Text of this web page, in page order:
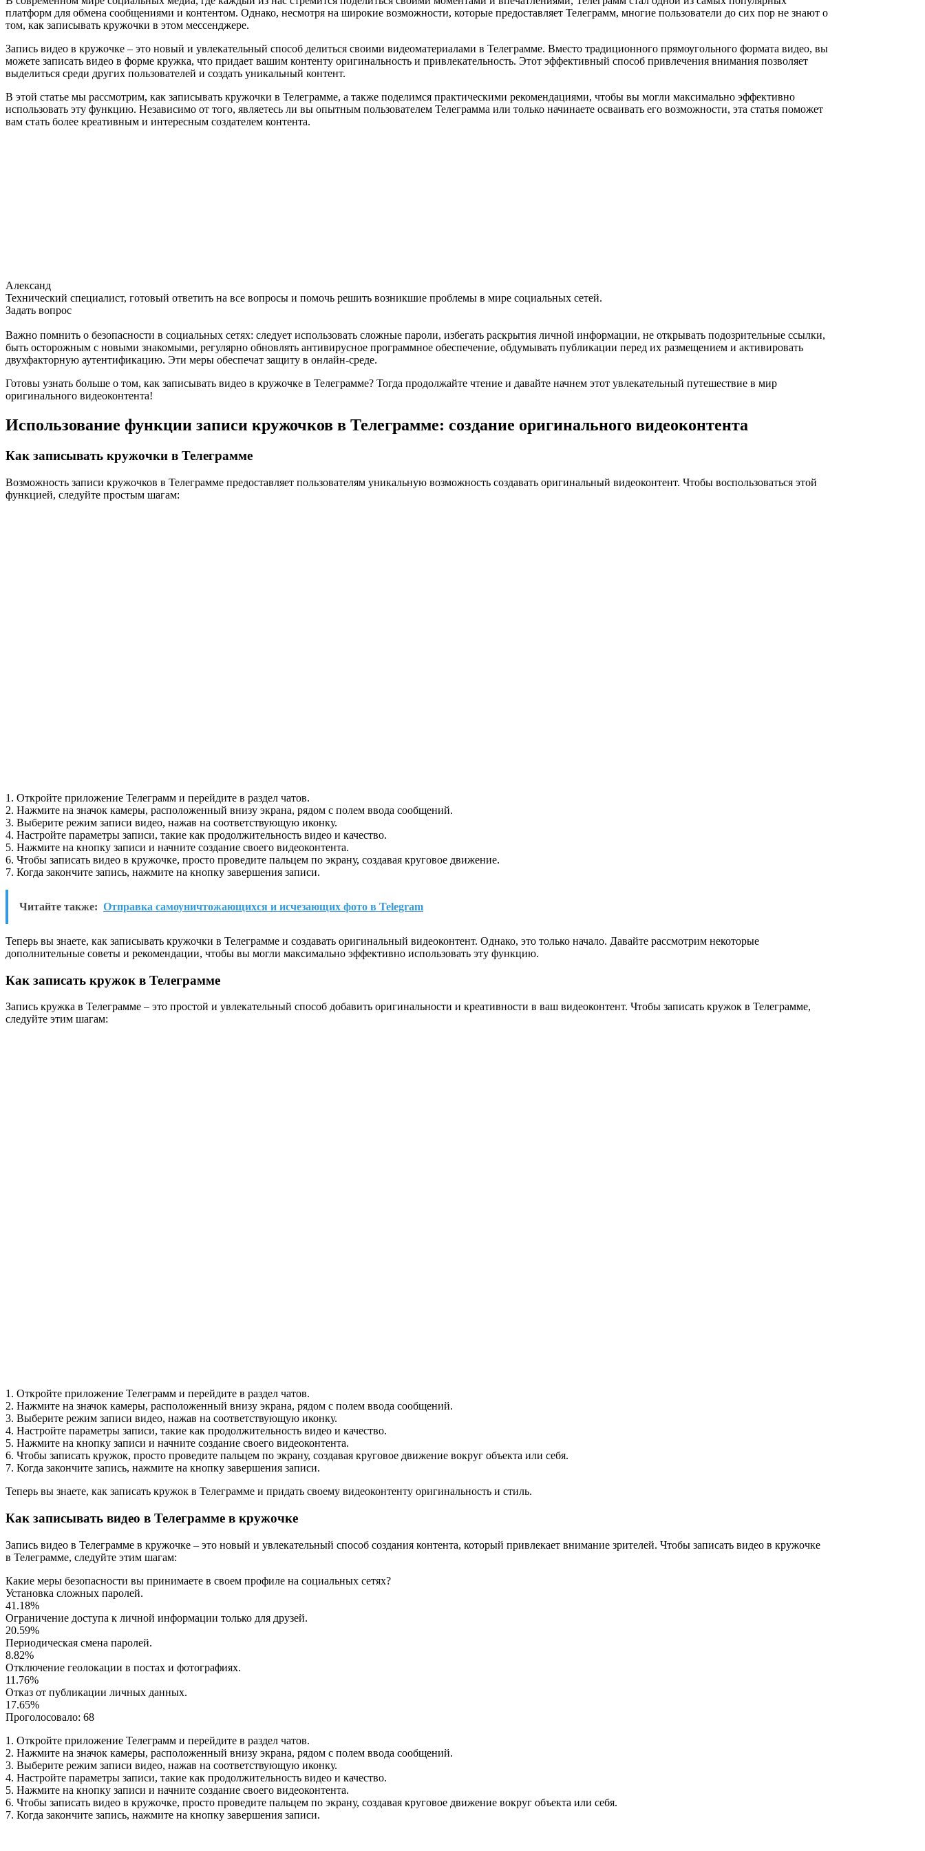
платформ для обмена сообщениями и контентом. Однако, несмотря на широкие возможности, которые предоставляет Телеграмм, многие пользователи до сих пор не знают о
том, как записывать кружочки в этом мессенджере.
Запись видео в кружочке – это новый и увлекательный способ делиться своими видеоматериалами в Телеграмме. Вместо традиционного прямоугольного формата видео, вы
можете записать видео в форме кружка, что придает вашим контенту оригинальность и привлекательность. Этот эффективный способ привлечения внимания позволяет
выделиться среди других пользователей и создать уникальный контент.
В этой статье мы рассмотрим, как записывать кружочки в Телеграмме, а также поделимся практическими рекомендациями, чтобы вы могли максимально эффективно
использовать эту функцию. Независимо от того, являетесь ли вы опытным пользователем Телеграмма или только начинаете осваивать его возможности, эта статья поможет
вам стать более креативным и интересным создателем контента.
Александ
Технический специалист, готовый ответить на все вопросы и помочь решить возникшие проблемы в мире социальных сетей.
Задать вопрос
Важно помнить о безопасности в социальных сетях: следует использовать сложные пароли, избегать раскрытия личной информации, не открывать подозрительные ссылки,
быть осторожным с новыми знакомыми, регулярно обновлять антивирусное программное обеспечение, обдумывать публикации перед их размещением и активировать
двухфакторную аутентификацию. Эти меры обеспечат защиту в онлайн-среде.
Готовы узнать больше о том, как записывать видео в кружочке в Телеграмме? Тогда продолжайте чтение и давайте начнем этот увлекательный путешествие в мир
оригинального видеоконтента!
Использование функции записи кружочков в Телеграмме: создание оригинального видеоконтента
Как записывать кружочки в Телеграмме
Возможность записи кружочков в Телеграмме предоставляет пользователям уникальную возможность создавать оригинальный видеоконтент. Чтобы воспользоваться этой
функцией, следуйте простым шагам:
1. Откройте приложение Телеграмм и перейдите в раздел чатов.
2. Нажмите на значок камеры, расположенный внизу экрана, рядом с полем ввода сообщений.
3. Выберите режим записи видео, нажав на соответствующую иконку.
4. Настройте параметры записи, такие как продолжительность видео и качество.
5. Нажмите на кнопку записи и начните создание своего видеоконтента.
6. Чтобы записать видео в кружочке, просто проведите пальцем по экрану, создавая круговое движение.
7. Когда закончите запись, нажмите на кнопку завершения записи.
Читайте также: Отправка самоуничтожающихся и исчезающих фото в Telegram
Теперь вы знаете, как записывать кружочки в Телеграмме и создавать оригинальный видеоконтент. Однако, это только начало. Давайте рассмотрим некоторые
дополнительные советы и рекомендации, чтобы вы могли максимально эффективно использовать эту функцию.
Как записать кружок в Телеграмме
Запись кружка в Телеграмме – это простой и увлекательный способ добавить оригинальности и креативности в ваш видеоконтент. Чтобы записать кружок в Телеграмме,
следуйте этим шагам:
1. Откройте приложение Телеграмм и перейдите в раздел чатов.
2. Нажмите на значок камеры, расположенный внизу экрана, рядом с полем ввода сообщений.
3. Выберите режим записи видео, нажав на соответствующую иконку.
4. Настройте параметры записи, такие как продолжительность видео и качество.
5. Нажмите на кнопку записи и начните создание своего видеоконтента.
6. Чтобы записать кружок, просто проведите пальцем по экрану, создавая круговое движение вокруг объекта или себя.
7. Когда закончите запись, нажмите на кнопку завершения записи.
Теперь вы знаете, как записать кружок в Телеграмме и придать своему видеоконтенту оригинальность и стиль.
Как записывать видео в Телеграмме в кружочке
Запись видео в Телеграмме в кружочке – это новый и увлекательный способ создания контента, который привлекает внимание зрителей. Чтобы записать видео в кружочке
в Телеграмме, следуйте этим шагам:
Какие меры безопасности вы принимаете в своем профиле на социальных сетях?
Установка сложных паролей.
41.18%
Ограничение доступа к личной информации только для друзей.
20.59%
Периодическая смена паролей.
8.82%
Отключение геолокации в постах и фотографиях.
11.76%
Отказ от публикации личных данных.
17.65%
Проголосовало: 68
1. Откройте приложение Телеграмм и перейдите в раздел чатов.
2. Нажмите на значок камеры, расположенный внизу экрана, рядом с полем ввода сообщений.
3. Выберите режим записи видео, нажав на соответствующую иконку.
4. Настройте параметры записи, такие как продолжительность видео и качество.
5. Нажмите на кнопку записи и начните создание своего видеоконтента.
6. Чтобы записать видео в кружочке, просто проведите пальцем по экрану, создавая круговое движение вокруг объекта или себя.
7. Когда закончите запись, нажмите на кнопку завершения записи.